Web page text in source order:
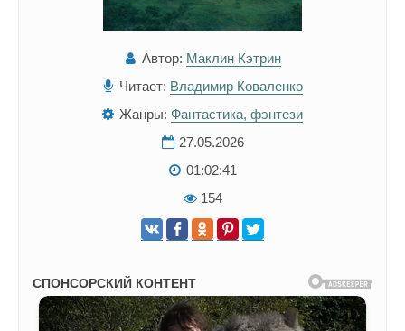
Автор: Маклин Кэтрин
Читает: Владимир Коваленко
Жанры: Фантастика, фэнтези
27.05.2026
01:02:41
154